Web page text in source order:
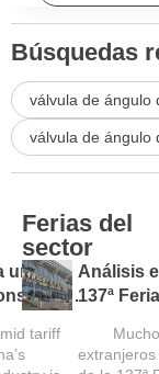
Búsquedas
válvula de ángulo
válvula de ángulo
under
tap
global
tariff
Ferias del
sector
Análisis
137ª
Muchos